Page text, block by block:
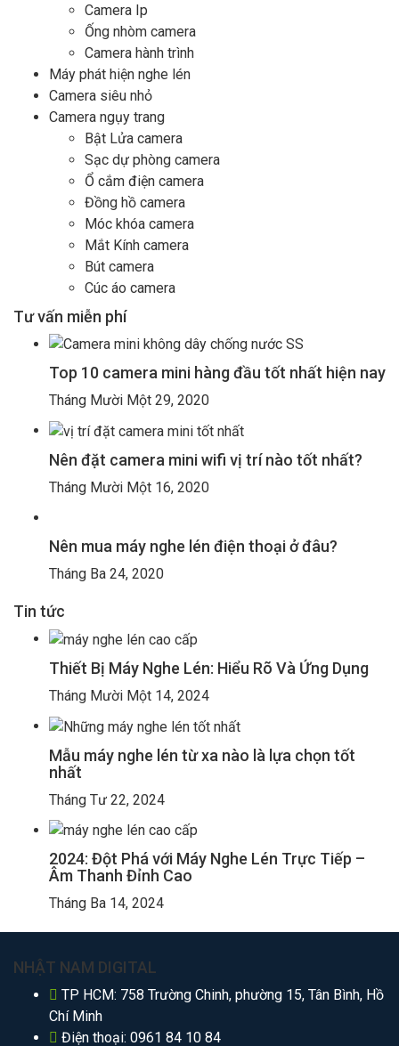
Camera Ip
Ống nhòm camera
Camera hành trình
Máy phát hiện nghe lén
Camera siêu nhỏ
Camera ngụy trang
Bật Lửa camera
Sạc dự phòng camera
Ổ cắm điện camera
Đồng hồ camera
Móc khóa camera
Mắt Kính camera
Bút camera
Cúc áo camera
Tư vấn miễn phí
Top 10 camera mini hàng đầu tốt nhất hiện nay
Tháng Mười Một 29, 2020
Nên đặt camera mini wifi vị trí nào tốt nhất?
Tháng Mười Một 16, 2020
Nên mua máy nghe lén điện thoại ở đâu?
Tháng Ba 24, 2020
Tin tức
Thiết Bị Máy Nghe Lén: Hiểu Rõ Và Ứng Dụng
Tháng Mười Một 14, 2024
Mẫu máy nghe lén từ xa nào là lựa chọn tốt
nhất
Tháng Tư 22, 2024
2024: Đột Phá với Máy Nghe Lén Trực Tiếp –
Âm Thanh Đỉnh Cao
Tháng Ba 14, 2024
NHẬT NAM DIGITAL
TP HCM: 758 Trường Chinh, phường 15, Tân Bình, Hồ
Chí Minh
Điện thoại: 0961 84 10 84